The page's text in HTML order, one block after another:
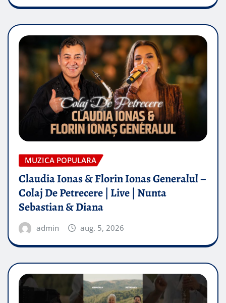
MUZICA POPULARA
Claudia Ionas & Florin Ionas Generalul –
Colaj De Petrecere | Live | Nunta
Sebastian & Diana
admin aug. 5, 2026